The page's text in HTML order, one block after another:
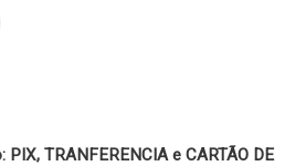
TRANFERENCIA e CARTÃO DE